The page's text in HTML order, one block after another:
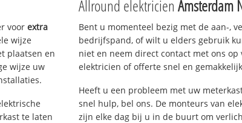
voorextra
wijze
plaatsen en
wijze uw
te laten
Allround elektricien Amsterdam
Bent u momenteel bezig met de aan-,
bedrijfspand, of wilt u elders gebruik
niet en neem direct contact met ons op
elektricien of offerte snel en
Heeft u een probleem met uw
snel hulp, bel ons. De monteurs van
zijn elke dag bij u in de buurt om